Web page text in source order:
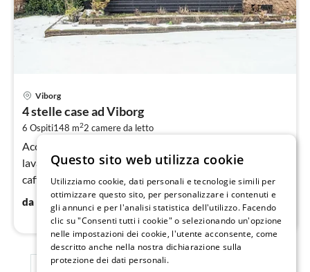
Viborg
4 stelle case ad Viborg
6 Ospiti148 m22 camere da letto
Accesso a Internet DSL, Soggiorno(asciugabiancheria,
lavatrice), Cucina separata(mobile cucina(induzione),
caffettiera, lavastoviglie, frigorifero, congelatore(60-
99L))
da 206€ / notte
Questo sito web utilizza cookie
Utilizziamo cookie, dati personali e tecnologie simili per
ottimizzare questo sito, per personalizzare i contenuti e
gli annunci e per l'analisi statistica dell'utilizzo. Facendo
clic su "Consenti tutti i cookie" o selezionando un'opzione
nelle impostazioni dei cookie, l'utente acconsente, come
descritto anche nella nostra dichiarazione sulla
protezione dei dati personali.